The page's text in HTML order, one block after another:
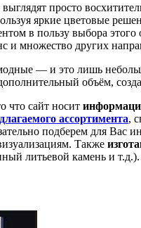
выглядят просто
яркие цветовые
в пользу выбора
и множество других
— и это лишь
объём,
что сайт носит
ассортимента,
подберем для Вас
Также
литьевой камень и т.д.).